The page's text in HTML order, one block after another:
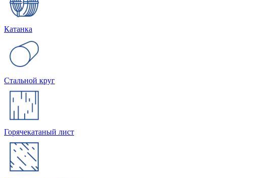
Катанка
Стальной круг
Горячекатаный лист